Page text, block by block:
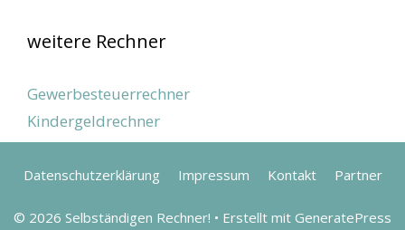
weitere Rechner
Gewerbesteuerrechner
Kindergeldrechner
Datenschutzerklärung Impressum Kontakt Partner
© 2026 Selbständigen Rechner! • Erstellt mit GeneratePress